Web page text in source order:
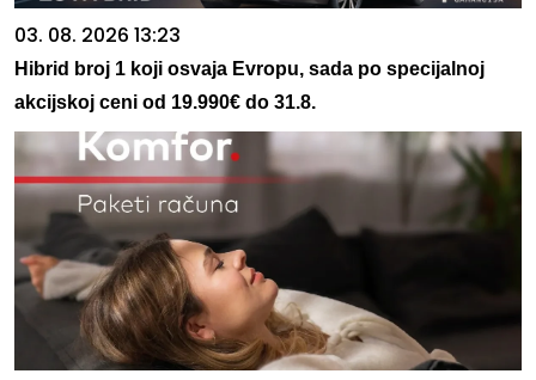
03. 08. 2026 13:23
Hibrid broj 1 koji osvaja Evropu, sada po specijalnoj
akcijskoj ceni od 19.990€ do 31.8.